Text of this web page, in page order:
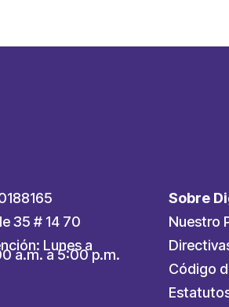
35 # 14 70
Lunes a
a.m. a 5:00 p.m.
Sobre
Nuestro
Código